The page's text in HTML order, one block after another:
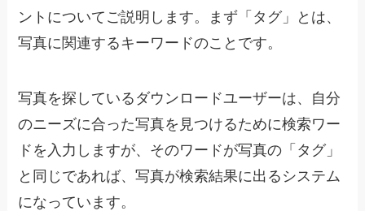
ントについてご説明します。まず「タグ」とは、
写真に関連するキーワードのことです。
写真を探しているダウンロードユーザーは、自分
のニーズに合った写真を見つけるために検索ワー
ドを入力しますが、そのワードが写真の「タグ」
と同じであれば、写真が検索結果に出るシステム
になっています。